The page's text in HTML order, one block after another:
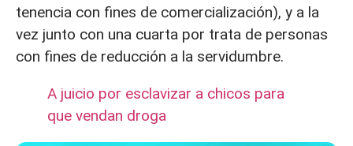
tenencia con fines de comercialización), y a la
vez junto con una cuarta por trata de personas
con fines de reducción a la servidumbre.
A juicio por esclavizar a chicos para
que vendan droga